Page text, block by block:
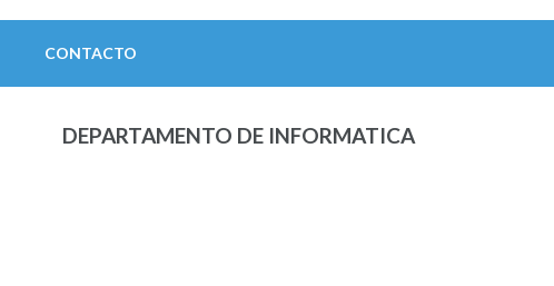
CONTACTO
DEPARTAMENTO DE INFORMATICA